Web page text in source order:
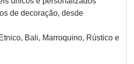
de decoração, desde
Etnico, Bali, Marroquino, Rústico e